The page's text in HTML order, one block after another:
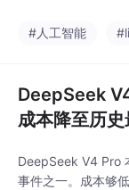
er、Azure、
#人工智能
DeepSeek
成本降至历
DeepSeek V4 Pro
事件之一。成本够